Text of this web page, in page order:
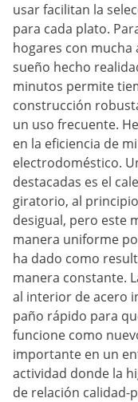
usar facilitan la
para cada plato.
hogares con mucha
sueño hecho
minutos permite
construcción
un uso frecuente.
en la eficiencia de
electrodoméstico.
destacadas es el
giratorio, al
desigual, pero este
manera uniforme
ha dado como
manera constante.
al interior de acero
paño rápido para
funcione como
importante en un
actividad donde la
de relación calidad-